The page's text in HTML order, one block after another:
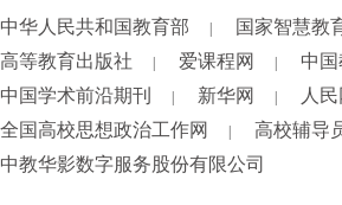
中华人民共和国教育部 国家智慧教
高等教育出版社 爱课程网 中
中国学术前沿期刊 新华网 人民
全国高校思想政治工作网 高校辅导
中教华影数字服务股份有限公司